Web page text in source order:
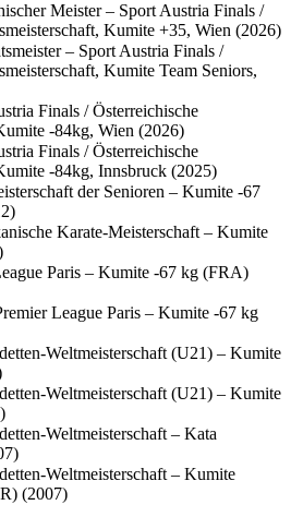
Meister– Sport Austria Finals /
Kumite +35, Wien (2026)
– Sport Austria Finals /
Kumite Team Seniors,
Finals / Österreichische
-84kg, Wien (2026)
Finals / Österreichische
-84kg, Innsbruck (2025)
der Senioren – Kumite -67
Karate-Meisterschaft – Kumite
Paris – Kumite -67 kg (FRA)
League Paris – Kumite -67 kg
Weltmeisterschaft (U21) – Kumite
Weltmeisterschaft (U21) – Kumite
Weltmeisterschaft – Kata
Weltmeisterschaft – Kumite
(2007)